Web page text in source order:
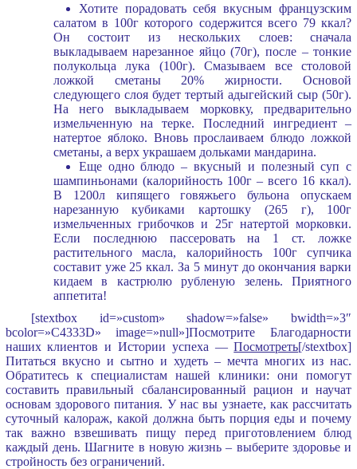
Хотите порадовать себя вкусным французским
салатом в 100г которого содержится всего 79 ккал?
Он состоит из нескольких слоев: сначала
выкладываем нарезанное яйцо (70г), после – тонкие
полукольца лука (100г). Смазываем все столовой
ложкой сметаны 20% жирности. Основой
следующего слоя будет тертый адыгейский сыр (50г).
На него выкладываем морковку, предварительно
измельченную на терке. Последний ингредиент –
натертое яблоко. Вновь прослаиваем блюдо ложкой
сметаны, а верх украшаем дольками мандарина.
Еще одно блюдо – вкусный и полезный суп с
шампиньонами (калорийность 100г – всего 16 ккал).
В 1200л кипящего говяжьего бульона опускаем
нарезанную кубиками картошку (265 г), 100г
измельченных грибочков и 25г натертой морковки.
Если последнюю пассеровать на 1 ст. ложке
растительного масла, калорийность 100г супчика
составит уже 25 ккал. За 5 минут до окончания варки
кидаем в кастрюлю рубленую зелень. Приятного
аппетита!
[stextbox id=»custom» shadow=»false» bwidth=»3″
bcolor=»C4333D» image=»null»]Посмотрите Благодарности
наших клиентов и Истории успеха —Посмотреть[/stextbox]
Питаться вкусно и сытно и худеть – мечта многих из нас.
Обратитесь к специалистам нашей клиники: они помогут
составить правильный сбалансированный рацион и научат
основам здорового питания. У нас вы узнаете, как рассчитать
суточный калораж, какой должна быть порция еды и почему
так важно взвешивать пищу перед приготовлением блюд
каждый день. Шагните в новую жизнь – выберите здоровье и
стройность без ограничений.